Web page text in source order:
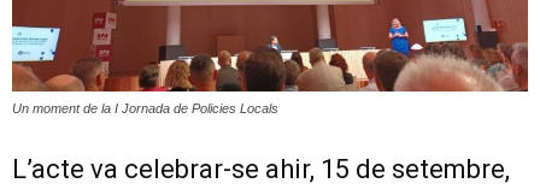
Un moment de la I Jornada de Policies Locals
L’acte va celebrar-se ahir, 15 de setembre,